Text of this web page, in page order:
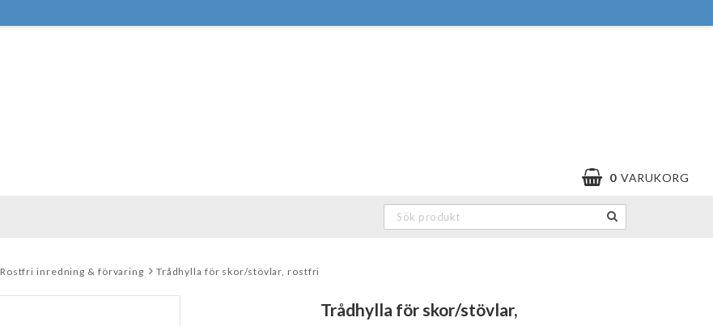
0 VARUKORG
Rostfri inredning & förvaring Trådhylla för skor/stövlar, rostfri
Trådhylla för skor/stövlar,